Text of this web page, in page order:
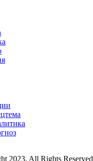
2023, All Rights Reserved